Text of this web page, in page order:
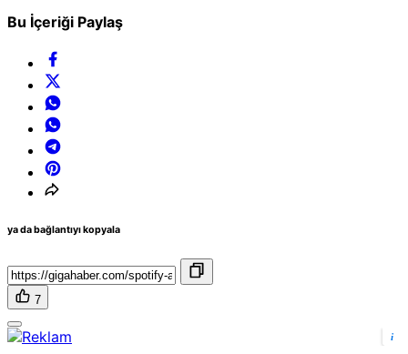
Bu İçeriği Paylaş
ya da bağlantıyı kopyala
7
i